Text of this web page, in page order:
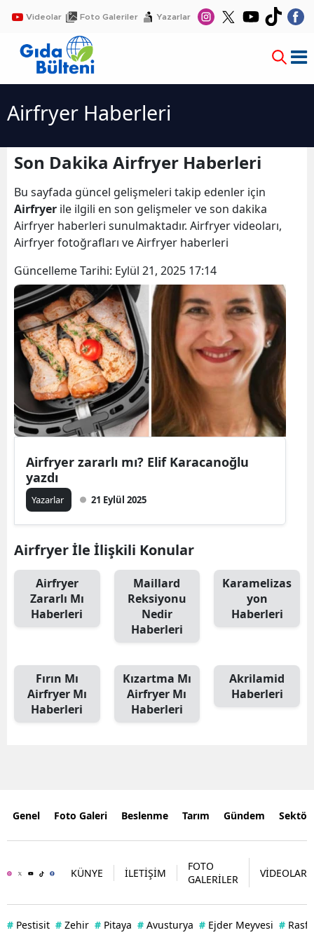
Videolar Foto Galeriler Yazarlar
Airfryer Haberleri
Son Dakika Airfryer Haberleri
Bu sayfada güncel gelişmeleri takip edenler için
Airfryer ile ilgili en son gelişmeler ve son dakika
Airfryer haberleri sunulmaktadır. Airfryer videoları,
Airfryer fotoğrafları ve Airfryer haberleri
Güncelleme Tarihi: Eylül 21, 2025 17:14
Airfryer zararlı mı? Elif Karacanoğlu
yazdı
Yazarlar 21 Eylül 2025
Airfryer İle İlişkili Konular
Airfryer
Zararlı Mı
Haberleri
Maillard
Reksiyonu
Nedir
Haberleri
Karamelizas
yon
Haberleri
Fırın Mı
Airfryer Mı
Haberleri
Kızartma Mı
Airfryer Mı
Haberleri
Akrilamid
Haberleri
Genel Foto Galeri Beslenme Tarım Gündem
KÜNYE İLETİŞİM
FOTO
GALERİLER
VİDEOLAR
# Pestisit # Zehir # Pitaya # Avusturya # Ejder Meyvesi # Rasff